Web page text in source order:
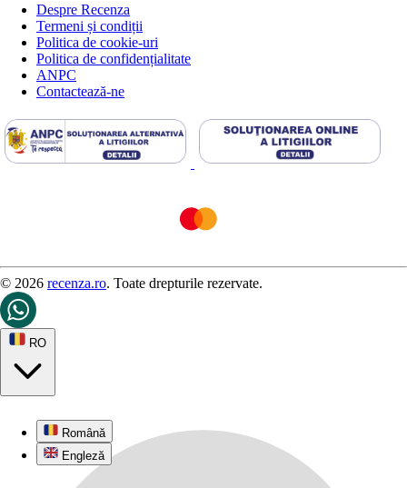
Despre Recenza
Termeni și condiții
Politica de cookie-uri
Politica de confidențialitate
ANPC
Contactează-ne
© 2026 recenza.ro. Toate drepturile rezervate.
RO
Română
Engleză